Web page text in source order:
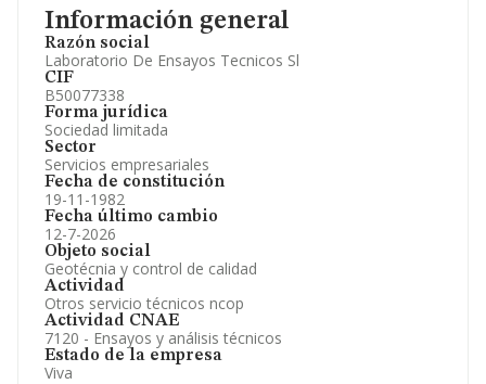
Información general
Razón social
Laboratorio De Ensayos Tecnicos Sl
CIF
B50077338
Forma jurídica
Sociedad limitada
Sector
Servicios empresariales
Fecha de constitución
19-11-1982
Fecha último cambio
12-7-2026
Objeto social
Geotécnia y control de calidad
Actividad
Otros servicio técnicos ncop
Actividad CNAE
7120 - Ensayos y análisis técnicos
Estado de la empresa
Viva
Información oficial y registral complementaria.